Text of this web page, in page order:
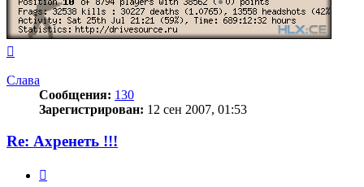
началу
Слава
Сообщения: 130
Зарегистрирован: 12 сен 2007, 01:53
Re: Ахренеть !!!